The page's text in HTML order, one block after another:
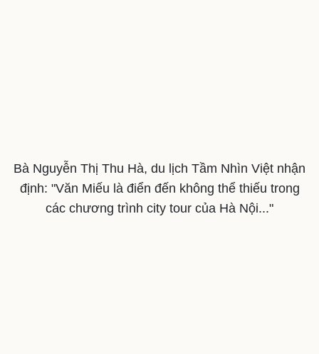
Dinh dưỡng - món ngon
Cây thuốc
Sản phụ khoa
Nhi khoa
Nhà đẹp
Blog
Tình yêu - Gia đình
Bà Nguyễn Thị Thu Hà, du lịch Tầm Nhìn Việt nhận
định: "Văn Miếu là điển đến không thể thiếu trong
các chương trình city tour của Hà Nội..."